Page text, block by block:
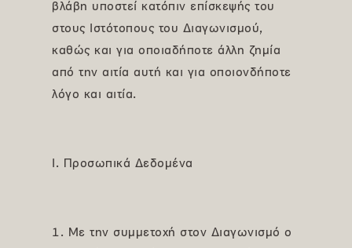
βλάβη υποστεί κατόπιν επίσκεψής του
στους Ιστότοπους του Διαγωνισμού,
καθώς και για οποιαδήποτε άλλη ζημία
από την αιτία αυτή και για οποιονδήποτε
λόγο και αιτία.
Ι. Προσωπικά Δεδομένα
1. Με την συμμετοχή στον Διαγωνισμό ο